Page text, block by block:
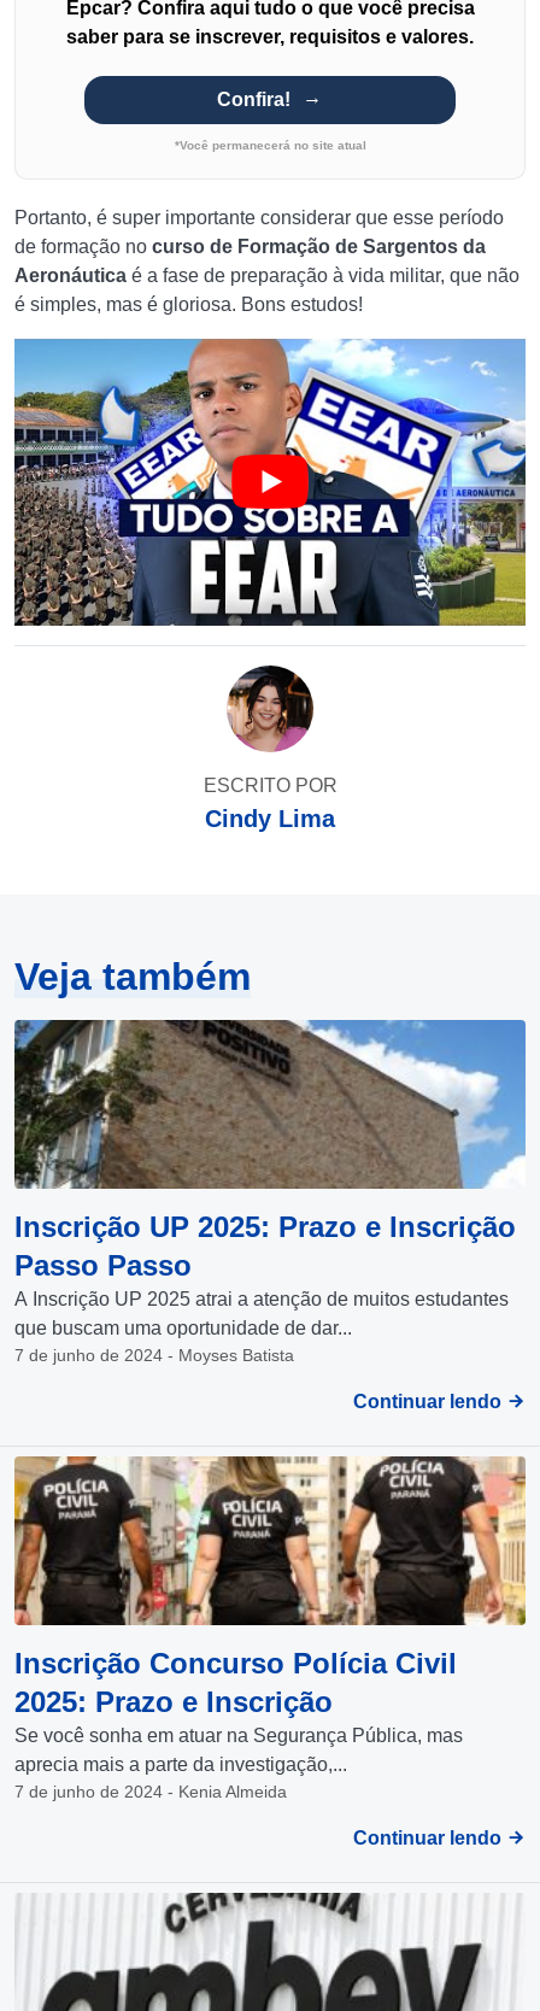
Epcar? Confira aqui tudo o que você precisa
saber para se inscrever, requisitos e valores.
Confira!
*Você permanecerá no site atual
Portanto, é super importante considerar que esse período
de formação no curso de Formação de Sargentos da
Aeronáutica é a fase de preparação à vida militar, que não
é simples, mas é gloriosa. Bons estudos!
ESCRITO POR
Cindy Lima
Veja também
Inscrição UP 2025: Prazo e Inscrição
Passo Passo
A Inscrição UP 2025 atrai a atenção de muitos estudantes
que buscam uma oportunidade de dar...
7 de junho de 2024 - Moyses Batista
Continuar lendo
Inscrição Concurso Polícia Civil
2025: Prazo e Inscrição
Se você sonha em atuar na Segurança Pública, mas
aprecia mais a parte da investigação,...
7 de junho de 2024 - Kenia Almeida
Continuar lendo